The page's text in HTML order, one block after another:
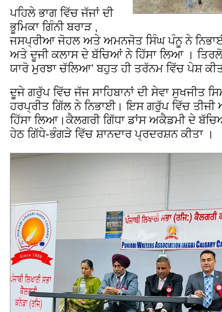
ਪਹਿਲੇ ਭਾਗ ਵਿੱਚ ਜੱਜਾਂ ਦੀ
ਭੂਮਿਕਾ ਗਿੰਨੀ ਬਰਾੜ ,
ਜਸਪ੍ਰੀਆ ਜੋਹਲ ਅਤੇ ਅਮਨਜੋਤ ਸਿੰਘ ਪੰਨੂ ਨੇ ਨਿਭਾਈ
ਅਤੇ ਦੂਜੀ ਕਲਾਸ ਦੇ ਬੱਚਿਆਂ ਨੇ ਹਿੱਸਾ ਲਿਆ ।
ਯਾਰੋ ਮੁਰਝਾ ਚੱਲਿਆ’ ਬਹੁਤ ਹੀ ਤਰੱਨਮ ਵਿੱਚ ਪੇਸ਼
ਦੂਜੇ ਗਰੁੱਪ ਵਿੱਚ ਜੱਜ ਸਾਹਿਬਾਨਾਂ ਦੀ ਸੇਵਾ ਸੁਖਜੀਤ
ਹਰਪ੍ਰੀਤ ਗਿੱਲ ਨੇ ਨਿਭਾਈ। ਇਸ ਗਰੁੱਪ ਵਿੱਚ
ਹਿੱਸਾ ਲਿਆ।ਕੈਲਗਰੀ ਗਿੱਧਾ ਡਾਂਸ ਅਕੈਡਮੀ ਦੇ
ਹੇਠ ਗਿੱਧੇ-ਭੰਗੜੇ ਵਿੱਚ ਸ਼ਾਨਦਾਰ ਪ੍ਰਦਰਸ਼ਨ ਕੀਤਾ ।